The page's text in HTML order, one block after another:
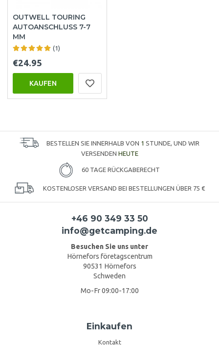
OUTWELL TOURING
AUTOANSCHLUSS 7-7
MM
(1)
€24.95
KAUFEN
BESTELLEN SIE INNERHALB VON 1 STUNDE, UND WIR
VERSENDEN HEUTE
60 TAGE RÜCKGABERECHT
KOSTENLOSER VERSAND BEI BESTELLUNGEN ÜBER 75 €
+46 90 349 33 50
info@getcamping.de
Besuchen Sie uns unter
Hörnefors företagscentrum
90531 Hörnefors
Schweden
Mo-Fr 09:00-17:00
Einkaufen
Kontakt